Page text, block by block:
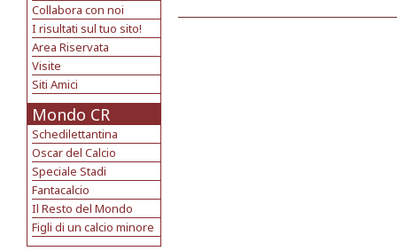
Collabora con noi
I risultati sul tuo sito!
Area Riservata
Visite
Siti Amici
Mondo CR
Schedilettantina
Oscar del Calcio
Speciale Stadi
Fantacalcio
Il Resto del Mondo
Figli di un calcio minore